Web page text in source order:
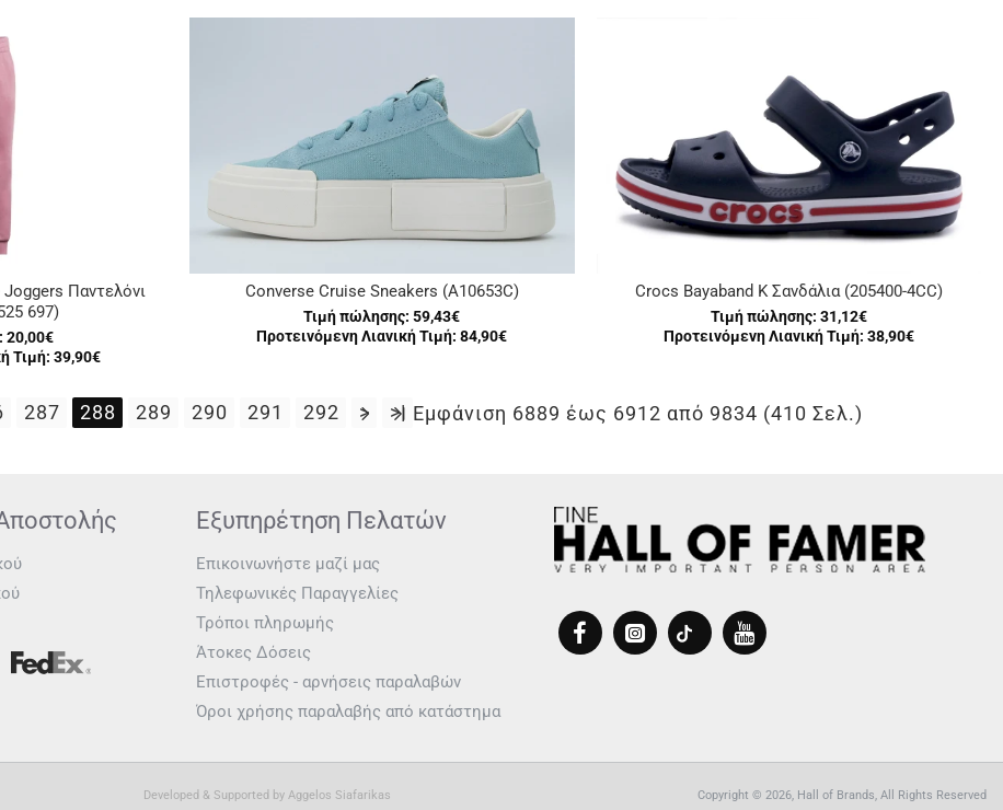
Παντελόνι
697)
20,00€
Τιμή: 39,90€
Converse Cruise Sneakers (A10653C)
Τιμή πώλησης: 59,43€
Προτεινόμενη Λιανική Τιμή: 84,90€
Crocs Bayaband K Σανδάλια (205400-4CC)
Τιμή πώλησης: 31,12€
Προτεινόμενη Λιανική Τιμή: 38,90€
287 288 289 290 291 292 > >| Εμφάνιση 6889 έως 6912 από 9834 (410 Σελ.)
Εξυπηρέτηση Πελατών
Επικοινωνήστε μαζί μας
Τηλεφωνικές Παραγγελίες
Τρόποι πληρωμής
Άτοκες Δόσεις
Επιστροφές - αρνήσεις παραλαβών
Όροι χρήσης παραλαβής από κατάστημα
Developed & Supported by Aggelos Siafarikas Copyright © 2026, Hall of Brands, All Rights Reserved